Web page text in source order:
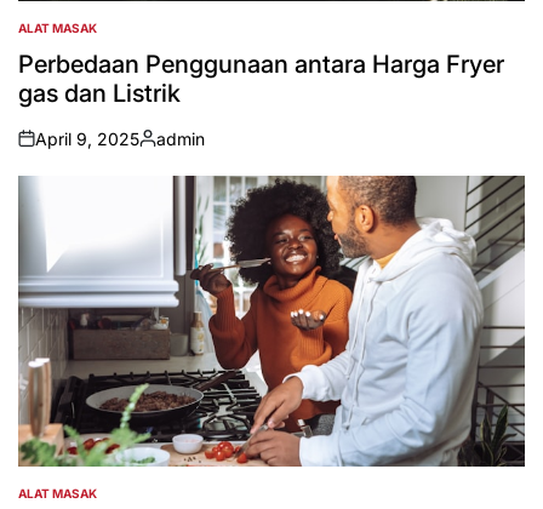
POSTED
IN
ALAT MASAK
Perbedaan Penggunaan antara Harga Fryer
gas dan Listrik
on
April 9, 2025
Posted
admin
POSTED
ALAT MASAK